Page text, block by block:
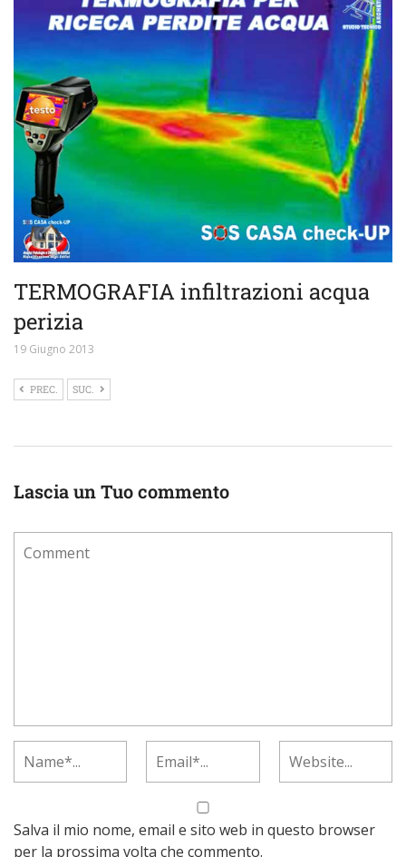
TERMOGRAFIA infiltrazioni acqua
perizia
19 Giugno 2013
PREC. SUC.
Lascia un Tuo commento
Salva il mio nome, email e sito web in questo browser
per la prossima volta che commento.